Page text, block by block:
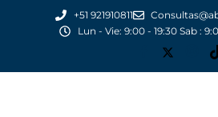
+51 921910811
Lun - Vie: 9:00 - 19:30 Sab :